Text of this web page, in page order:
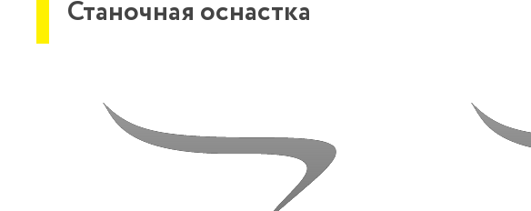
Станочная оснастка